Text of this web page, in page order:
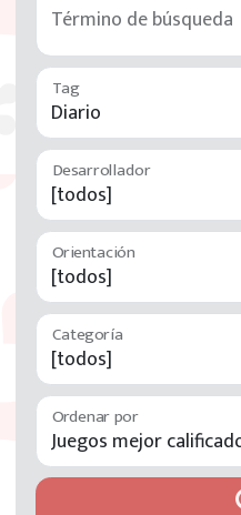
Término de búsqueda
Tag
Desarrollador
Orientación
Categoría
Ordenar por